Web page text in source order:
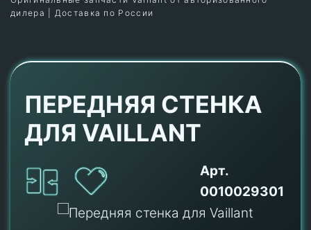
дилера | Доставка по России
ПЕРЕДНЯЯ СТЕНКА
ДЛЯ VAILLANT
Арт.
0010029301